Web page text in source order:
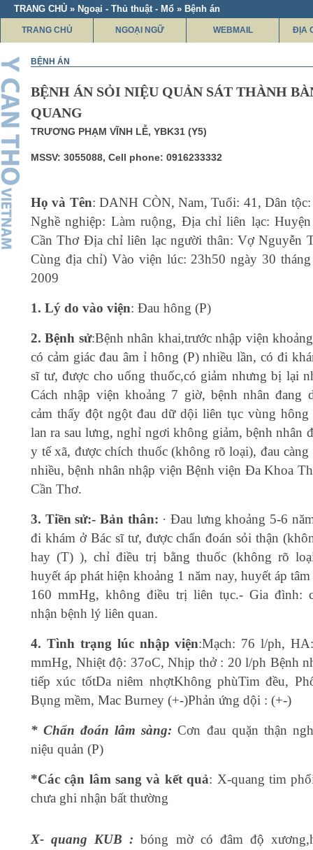
TRANG CHỦ » Ngoại - Thủ thuật - Mổ » Bệnh án
TRANG CHỦ NGOẠI NGỮ WEBMAIL ĐỊA
BỆNH ÁN
BỆNH ÁN SỎI NIỆU QUẢN SÁT THÀNH
QUANG
TRƯƠNG PHẠM VĨNH LỄ, YBK31 (Y5)
MSSV: 3055088, Cell phone: 0916233332
Họ và Tên: DANH CÒN, Nam, Tuổi: 41, Dân
Nghề nghiệp: Làm ruộng, Địa chỉ liên lạc:
Cần Thơ Địa chỉ liên lạc người thân: Vợ Nguyễn
Cùng địa chỉ) Vào viện lúc: 23h50 ngày 30
2009
1. Lý do vào viện: Đau hông (P)
2. Bệnh sử:Bệnh nhân khai,trước nhập viện
có cảm giác đau âm ỉ hông (P) nhiều lần, có đi
sĩ tư, được cho uống thuốc,có giảm nhưng bị lại
Cách nhập viện khoảng 7 giờ, bệnh nhân đang
cảm thấy đột ngột đau dữ dội liên tục vùng hông
lan ra sau lưng, nghỉ ngơi không giảm, bệnh nhân
y tế xã, được chích thuốc (không rõ loại), đau càng
nhiều, bệnh nhân nhập viện Bệnh viện Đa Khoa
Cần Thơ.
3. Tiền sử:- Bản thân: · Đau lưng khoảng 5-6
đi khám ở Bác sĩ tư, được chẩn đoán sỏi thận
hay (T) ), chỉ điều trị bằng thuốc (không rõ
huyết áp phát hiện khoảng 1 năm nay, huyết áp
160 mmHg, không điều trị liên tục.- Gia đình:
nhận bệnh lý liên quan.
4. Tình trạng lúc nhập viện:Mạch: 76 l/ph,
mmHg, Nhiệt độ: 37oC, Nhịp thở : 20 l/ph Bệnh
tiếp xúc tốtDa niêm nhợtKhông phùTim đều,
Bụng mềm, Mac Burney (+-)Phản ứng dội : (+-)
* Chẩn đoán lâm sàng:Cơn đau quặn thận
niệu quản (P)
*Các cận lâm sang và kết quả: X-quang tim
chưa ghi nhận bất thường
X- quang KUB : bóng mờ có đâm độ